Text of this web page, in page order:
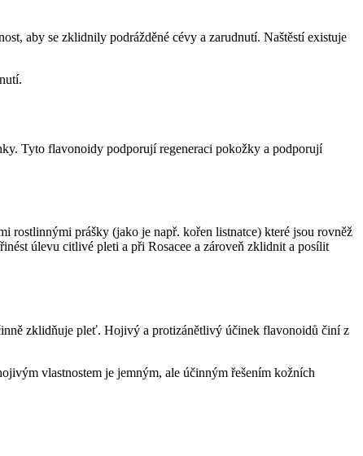
aby se zklidnily podrážděné cévy a zarudnutí. Naštěstí existuje
Tyto flavonoidy podporují regeneraci pokožky a podporují
prášky (jako je např. kořen listnatce) které jsou rovněž
úlevu citlivé pleti a při Rosacee a zároveň zklidnit a posílit
zklidňuje pleť. Hojivý a protizánětlivý účinek flavonoidů činí z
vlastnostem je jemným, ale účinným řešením kožních